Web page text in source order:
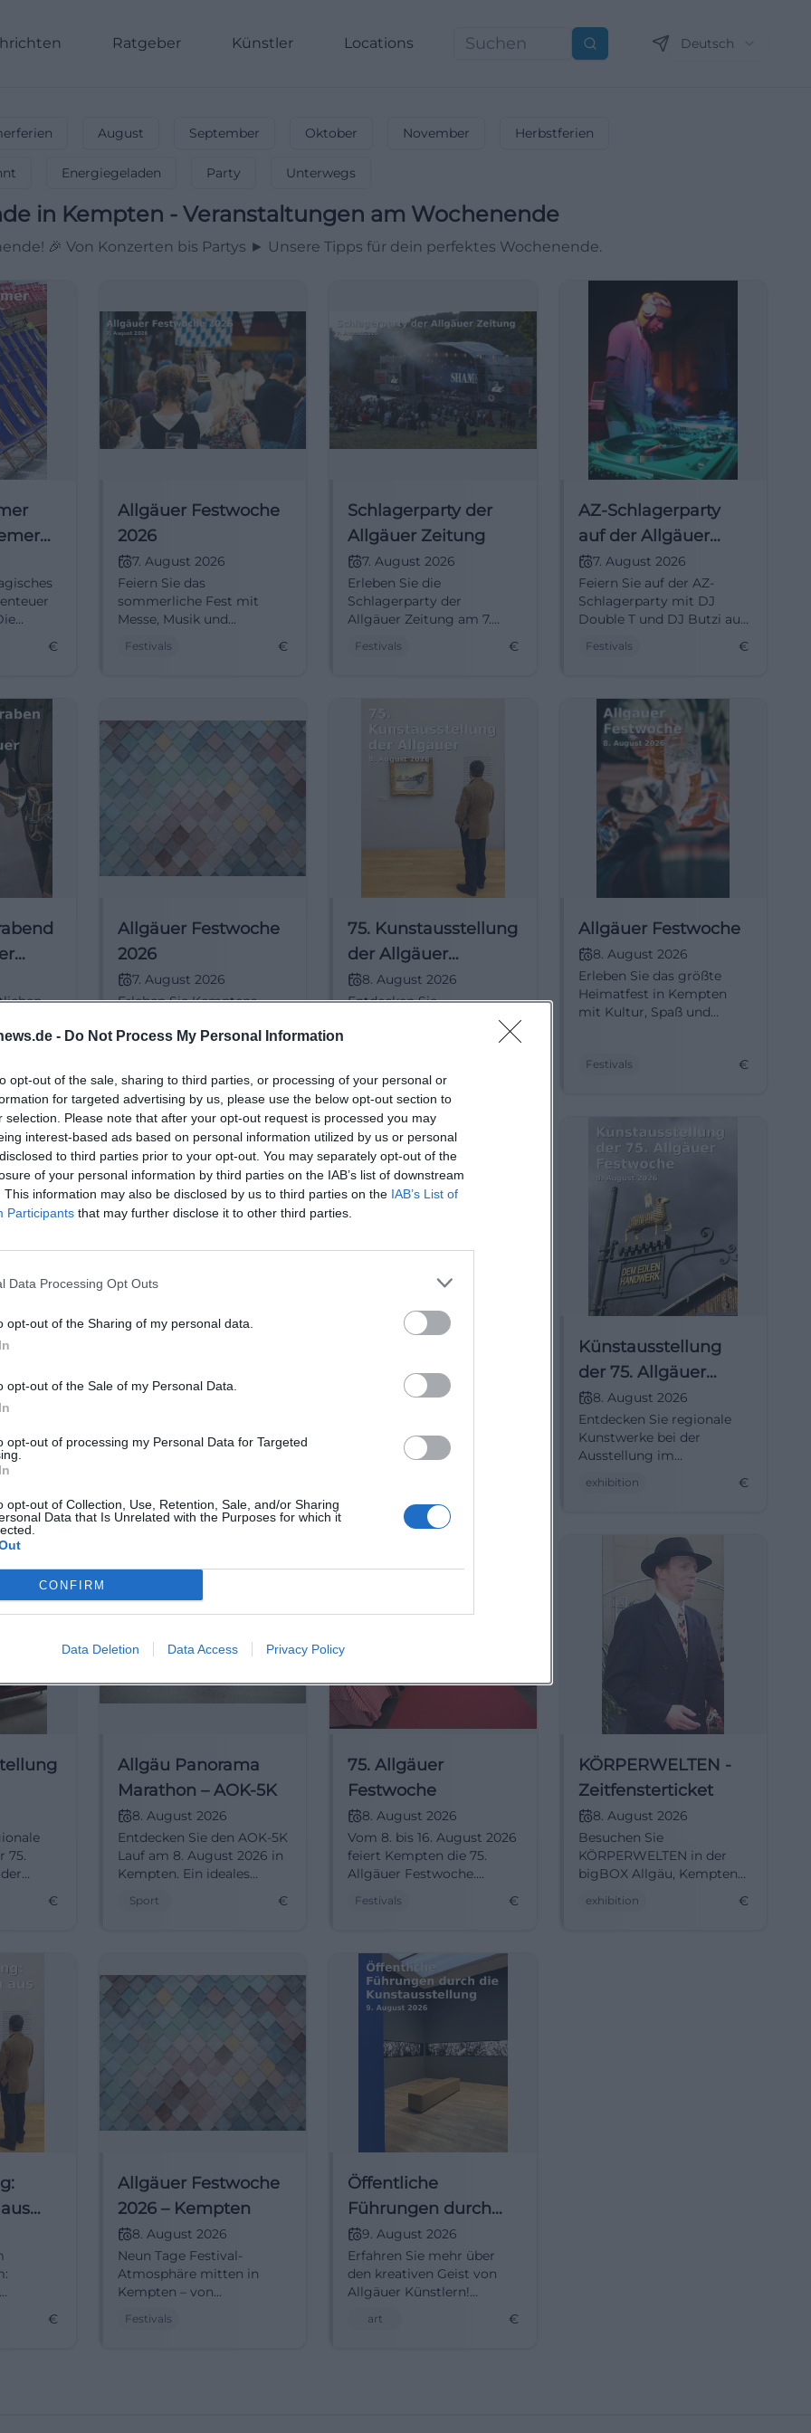
- Do Not Process My Personal Information
opt-out of the sale, sharing to third parties, or processing of your personal or
for targeted advertising by us, please use the below opt-out section to
selection. Please note that after your opt-out request is processed you may
interest-based ads based on personal information utilized by us or personal
to third parties prior to your opt-out. You may separately opt-out of the
of your personal information by third parties on the IAB’s list of downstream
This information may also be disclosed by us to third parties on the IAB’s List of
Participants that may further disclose it to other third parties.
Data Processing Opt Outs
opt-out of the Sharing of my personal data.
opt-out of the Sale of my Personal Data.
opt-out of processing my Personal Data for Targeted
opt-out of Collection, Use, Retention, Sale, and/or Sharing
Data that Is Unrelated with the Purposes for which it
CONFIRM
Data Deletion Data Access Privacy Policy
Ratgeber Künstler Locations Suchen Deutsch
August September Oktober November Herbstferien
Energiegeladen Party Unterwegs
in Kempten - Veranstaltungen am Wochenende
🎉 Von Konzerten bis Partys ► Unsere Tipps für dein perfektes Wochenende.
€
Allgäuer Festwoche
2026
7. August 2026
Feiern Sie das
sommerliche Fest mit
Messe, Musik und
Kemptens Innenstadt.
Festivals €
Schlagerparty der
Allgäuer Zeitung
7. August 2026
Erleben Sie die
Schlagerparty der
Allgäuer Zeitung am 7.
Kempten. Ein Abend voller
Festivals €
AZ-Schlagerparty
auf der Allgäuer
Festwoche
7. August 2026
Feiern Sie auf der AZ-
Schlagerparty mit DJ
Double T und DJ Butzi auf
Kempten am 7. August
Festivals €
und
Allgäuer Festwoche
2026
7. August 2026
Erleben Sie Kemptens
mit Messe, Musik und
Innenstadt. Professionell
organisiert,
stimmungsvoll und
nahbar – für Familien,
Freunde und Fans
regionaler Kultur.
75. Kunstausstellung
der Allgäuer
Festwoche 2026
8. August 2026
Entdecken Sie
beeindruckende regionale
Allgäuer Festwoche in
Kempten.
Allgäuer Festwoche
8. August 2026
Erleben Sie das größte
Heimatfest in Kempten
mit Kultur, Spaß und
Festivals €
-
Kultur.
8. August 2026
5K in Kempten. Perfekt für
8. August 2026
Allgäuer Festwoche vom
8. bis 16. August 2026 in
regionalen Highlights.
Künstausstellung
der 75. Allgäuer
Festwoche
8. August 2026
Entdecken Sie regionale
Kunstwerke bei der
Ausstellung im
Kempten.
exhibition €
75.
in
€
Allgäu Panorama
Marathon – AOK-5K
8. August 2026
Entdecken Sie den AOK-5K
Lauf am 8. August 2026 in
Kempten. Ein ideales
jüngere Läufer.
Sport €
75. Allgäuer
Festwoche
8. August 2026
Vom 8. bis 16. August 2026
feiert Kempten die 75.
Allgäuer Festwoche.
einmalige Erlebnis voller
Festivals €
KÖRPERWELTEN -
Zeitfensterticket
8. August 2026
Besuchen Sie
KÖRPERWELTEN in der
bigBOX Allgäu, Kempten
Geheimnisse des
exhibition €
€
Allgäuer Festwoche
2026 – Kempten
8. August 2026
Neun Tage Festival-
Atmosphäre mitten in
Kempten – von
Sichere dir deinen
Festivals
Öffentliche
Führungen durch
die
Kunstausstellung
9. August 2026
Erfahren Sie mehr über
den kreativen Geist von
Allgäuer Künstlern!
öffentlichen Führungen in
art €